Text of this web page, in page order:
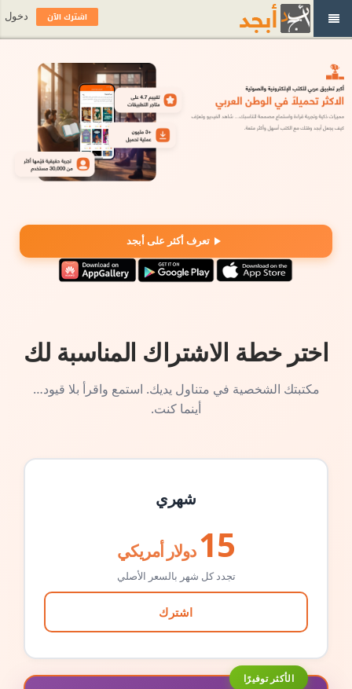
تعرف أكثر على أبجد
اختر خطة الاشتراك المناسبة لك
مكتبتك الشخصية في متناول يديك. استمع واقرأ بلا قيود…
أينما كنت.
شهري
15 دولار أمريكي
تجدد كل شهر بالسعر الأصلي
اشترك
الأكثر توفيرًا
اشترك الآن دخول